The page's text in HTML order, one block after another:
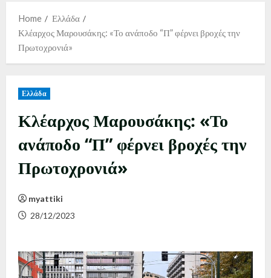
Home
Ελλάδα
Κλέαρχος Μαρουσάκης: «Το ανάποδο “Π” φέρνει βροχές την
Πρωτοχρονιά»
Ελλάδα
Κλέαρχος Μαρουσάκης: «Το
ανάποδο “Π” φέρνει βροχές την
Πρωτοχρονιά»
myattiki
28/12/2023